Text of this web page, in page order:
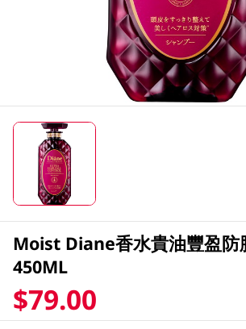
Moist Diane香水貴油豐盈防
450ML
$79.00